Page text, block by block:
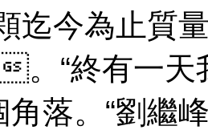
今為止質
有一天我
落。“劉